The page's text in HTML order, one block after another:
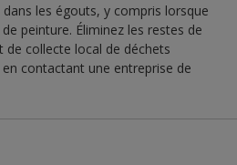
les égouts, y compris lorsque
peinture. Éliminez les restes de
collecte local de déchets
contactant une entreprise de